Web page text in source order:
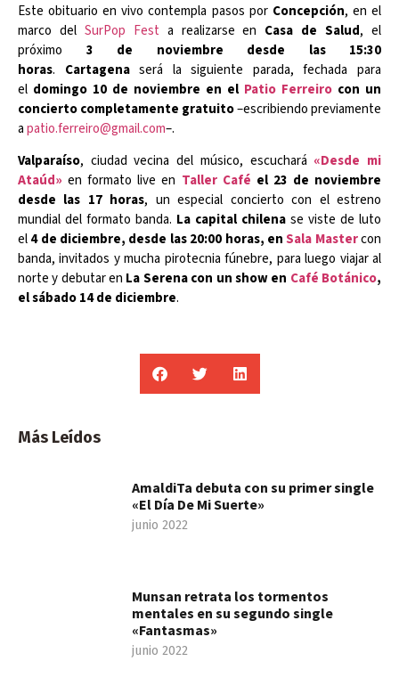
Este obituario en vivo contempla pasos por Concepción, en el
marco del SurPop Fest a realizarse en Casa de Salud, el
próximo 3 de noviembre desde las 15:30
horas. Cartagenaserá la siguiente parada, fechada para
el domingo 10 de noviembre en el Patio Ferreiro con un
concierto completamente gratuito–escribiendo previamente
apatio.ferreiro@gmail.com–.
Valparaíso, ciudad vecina del músico, escuchará «Desde mi
Ataúd» en formato live en Taller Café el 23 de noviembre
desde las 17 horas, un especial concierto con el estreno
mundial del formato banda. La capital chilena se viste de luto
el4 de diciembre, desde las 20:00 horas, enSala Mastercon
banda, invitados y mucha pirotecnia fúnebre, para luego viajar al
norte y debutar en La Serena con un show en Café Botánico,
el sábado 14 de diciembre.
Más Leídos
AmaldiTa debuta con su primer single
«El Día De Mi Suerte»
junio 2022
Munsan retrata los tormentos
mentales en su segundo single
«Fantasmas»
junio 2022